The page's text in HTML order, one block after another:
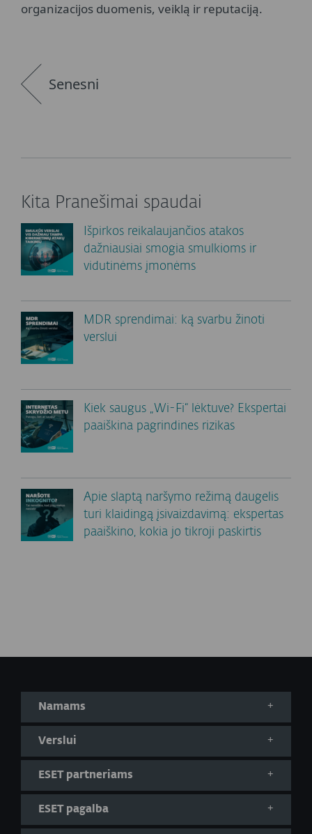
organizacijos duomenis, veiklą ir reputaciją.
Senesni
Kita Pranešimai spaudai
Išpirkos reikalaujančios atakos
dažniausiai smogia smulkioms ir
vidutinėms įmonėms
MDR sprendimai: ką svarbu žinoti
verslui
Kiek saugus „Wi-Fi“ lėktuve? Ekspertai
paaiškina pagrindines rizikas
Apie slaptą naršymo režimą daugelis
turi klaidingą įsivaizdavimą: ekspertas
paaiškino, kokia jo tikroji paskirtis
Namams
Verslui
ESET partneriams
ESET pagalba